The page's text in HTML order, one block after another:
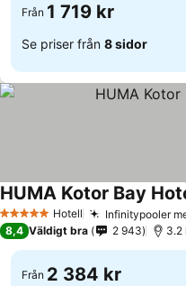
Från 1 719 kr
Se priser från 8 sidor
5 Stjärnor Hotell Infinitypooler
HUMA Kotor Bay
8,4 Väldigt bra 2 943 3.2
Från 2 384 kr